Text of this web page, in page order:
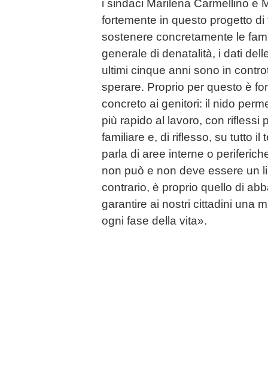
i sindaci Marilena Carmellino e
fortemente in questo progetto di
sostenere concretamente le
generale di denatalità, i dati
ultimi cinque anni sono in
sperare. Proprio per questo è
concreto ai genitori: il nido
più rapido al lavoro, con riflessi
familiare e, di riflesso, su tutto il
parla di aree interne o
non può e non deve essere un
contrario, è proprio quello di
garantire ai nostri cittadini una
ogni fase della vita».